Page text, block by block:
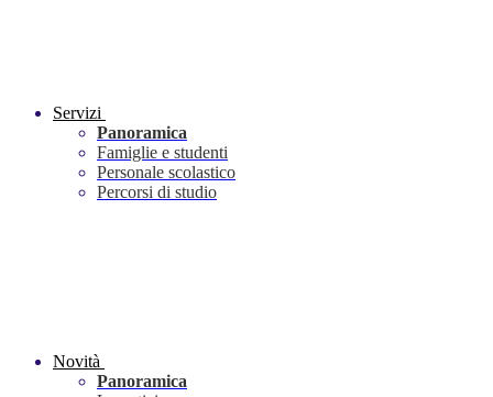
Servizi
Panoramica
Famiglie e studenti
Personale scolastico
Percorsi di studio
Novità
Panoramica